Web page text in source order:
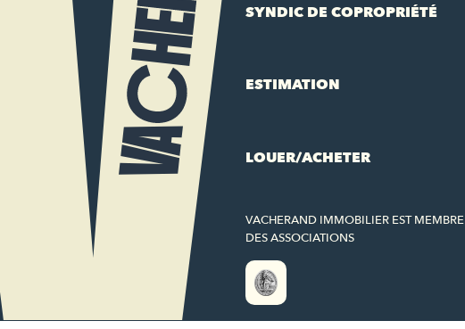
SYNDIC DE COPROPRIÉTÉ
ESTIMATION
LOUER/ACHETER
VACHERAND IMMOBILIER EST MEMBRE
DES ASSOCIATIONS